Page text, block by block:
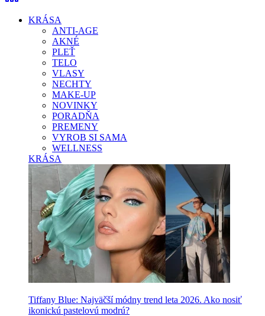
KRÁSA
ANTI-AGE
AKNÉ
PLEŤ
TELO
VLASY
NECHTY
MAKE-UP
NOVINKY
PORADŇA
PREMENY
VYROB SI SAMA
WELLNESS
KRÁSA
Tiffany Blue: Najväčší módny trend leta 2026. Ako nosiť
ikonickú pastelovú modrú?